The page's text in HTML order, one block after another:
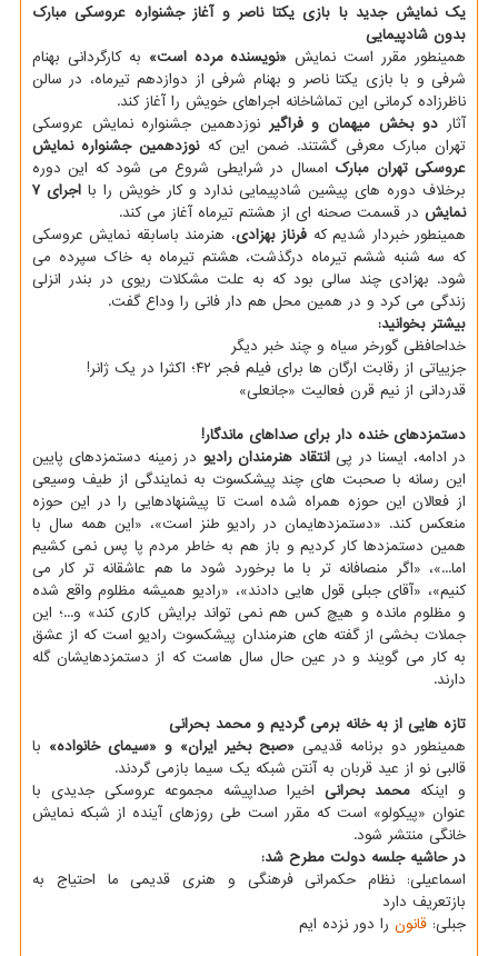
یک نمایش جدید با بازی یکتا ناصر و آغاز جشنواره عروسکی مبارک
بدون شادپیمایی
همینطور مقرر است نمایش «نویسنده مرده است» به کارگردانی بهنام
شرفی و با بازی یکتا ناصر و بهنام شرفی از دوازدهم تیرماه، در سالن
ناظرزاده­ کرمانی این تماشاخانه اجراهای خویش را آغاز کند.
آثار دو بخش میهمان و فراگیر نوزدهمین جشنواره نمایش عروسکی
تهران مبارک معرفی گشتند. ضمن این که نوزدهمین جشنواره نمایش
عروسکی تهران مبارک امسال در شرایطی شروع می شود که این دوره
برخلاف دوره های پیشین شادپیمایی ندارد و کار خویش را با
اجرای ۷
نمایش در قسمت صحنه ای از هشتم تیرماه آغاز می کند.
همینطور خبردار شدیم که فرناز بهزادی، هنرمند باسابقه نمایش عروسکی
که سه شنبه ششم تیرماه درگذشت، هشتم تیرماه به خاک سپرده می
شود. بهزادی چند سالی بود که به علت مشکلات ریوی در بندر انزلی
زندگی می کرد و در همین محل هم دار فانی را وداع گفت.
بیشتر بخوانید:
خداحافظی گورخر سیاه و چند خبر دیگر
جزییاتی از رقابت ارگان ها برای فیلم فجر ۴۲؛ اکثرا در یک ژانر!
قدردانی از نیم قرن فعالیت «جانعلی»
دستمزدهای خنده دار برای صداهای ماندگار!
در ادامه، ایسنا در پیانتقاد هنرمندان رادیو در زمینه دستمزدهای پایین
این رسانه با صحبت های چند پیشکسوت به نمایندگی از طیف وسیعی
از فعالان این حوزه همراه شده است تا پیشنهادهایی را در این حوزه
منعکس کند. «دستمزدهایمان در رادیو طنز است»، «این همه سال با
همین دستمزدها کار کردیم و باز هم به خاطر مردم پا پس نمی کشیم
اما...»، «اگر منصافانه تر با ما برخورد شود ما هم عاشقانه تر کار می
کنیم»، «آقای جبلی قول هایی دادند»، «رادیو همیشه مظلوم واقع شده
و مظلوم مانده و هیچ کس هم نمی تواند برایش کاری کند» و...؛ این
جملات بخشی از گفته های هنرمندان پیشکسوت رادیو است که از عشق
به کار می گویند و در عین حال سال هاست که از دستمزدهایشان گله
دارند.
تازه هایی از به خانه برمی گردیم و محمد بحرانی
همینطور دو برنامه قدیمی «صبح بخیر ایران» و «سیمای خانواده» با
قالبی نو از عید قربان به آنتن شبکه یک سیما بازمی گردند.
و اینکه محمد بحرانی اخیرا صداپیشه مجموعه عروسکی جدیدی با
عنوان «پیکولو» است که مقرر است طی روزهای آینده از شبکه نمایش
خانگی منتشر شود.
در حاشیه جلسه دولت مطرح شد:
اسماعیلی: نظام حکمرانی فرهنگی و هنری قدیمی ما احتیاج به
بازتعریف دارد
جبلی: قانون را دور نزده ایم